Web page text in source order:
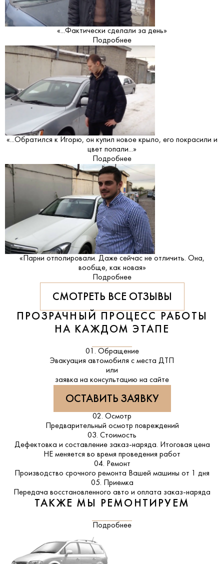
«...Фактически сделали за день»
Подробнее
«...Обратился к Игорю, он купил новое крыло, его покрасили и
цвет попали...»
Подробнее
«Парни отполировали. Даже сейчас не отличить. Она,
вообще, как новая»
Подробнее
СМОТРЕТЬ ВСЕ ОТЗЫВЫ
ПРОЗРАЧНЫЙ ПРОЦЕСС РАБОТЫ
НА КАЖДОМ ЭТАПЕ
01. Обращение
Эвакуация автомобиля с места ДТП
или
заявка на консультацию на сайте
ОСТАВИТЬ ЗАЯВКУ
02. Осмотр
Предварительный осмотр повреждений
03. Стоимость
Дефектовка и составление заказ-наряда. Итоговая цена
НЕ меняется во время проведения работ
04. Ремонт
Производство срочного ремонта Вашей машины от 1 дня
05. Приемка
Передача восстановленного авто и оплата заказ-наряда
ТАКЖЕ МЫ РЕМОНТИРУЕМ
Подробнее